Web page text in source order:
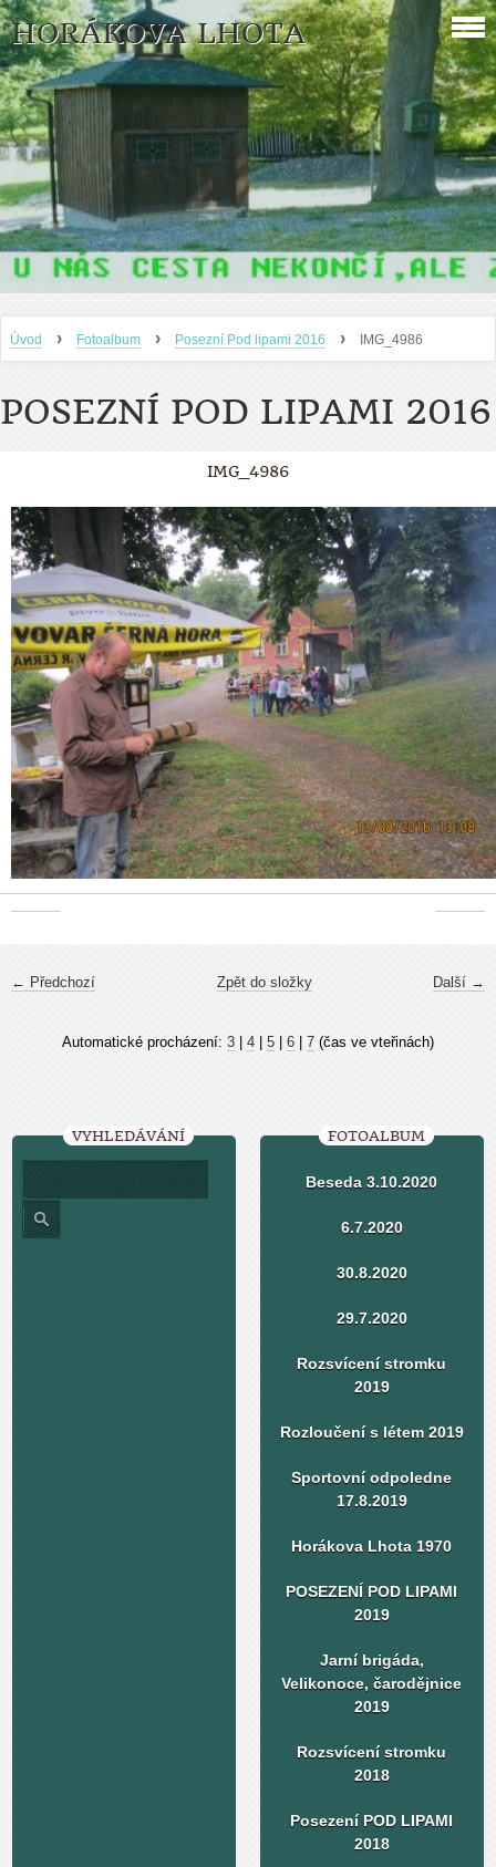
HORÁKOVA LHOTA
Úvod › Fotoalbum › Posezní Pod lipami 2016 › IMG_4986
POSEZNÍ POD LIPAMI 2016
IMG_4986
← Předchozí Další →
Zpět do složky
Automatické procházení: 3 4 5 6 7 (čas ve vteřinách)
VYHLEDÁVÁNÍ FOTOALBUM
Beseda 3.10.2020
6.7.2020
30.8.2020
29.7.2020
Rozsvícení stromku
2019
Rozloučení s létem 2019
Sportovní odpoledne
17.8.2019
Horákova Lhota 1970
POSEZENÍ POD LIPAMI
2019
Jarní brigáda,
Velikonoce, čarodějnice
2019
Rozsvícení stromku
2018
Posezení POD LIPAMI
2018